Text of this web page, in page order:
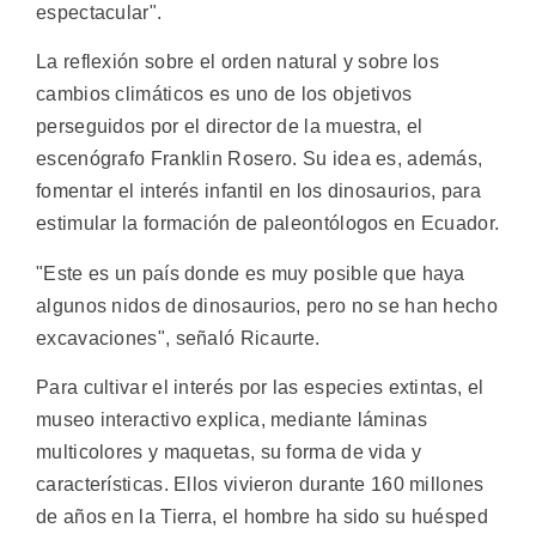
espectacular".
La reflexión sobre el orden natural y sobre los
cambios climáticos es uno de los objetivos
perseguidos por el director de la muestra, el
escenógrafo Franklin Rosero. Su idea es, además,
fomentar el interés infantil en los dinosaurios, para
estimular la formación de paleontólogos en Ecuador.
"Este es un país donde es muy posible que haya
algunos nidos de dinosaurios, pero no se han hecho
excavaciones", señaló Ricaurte.
Para cultivar el interés por las especies extintas, el
museo interactivo explica, mediante láminas
multicolores y maquetas, su forma de vida y
características. Ellos vivieron durante 160 millones
de años en la Tierra, el hombre ha sido su huésped